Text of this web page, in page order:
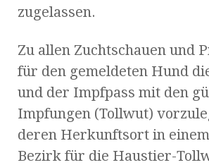
zugelassen.
Zu allen Zuchtschauen und
für den gemeldeten Hund
und der Impfpass mit den
Impfungen (Tollwut)
deren Herkunftsort in
Bezirk für die Haustier-